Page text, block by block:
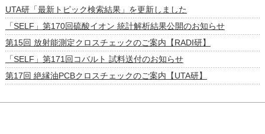
UTA研「最新トピック検索結果」を更新しました
「SELF」第170回硫酸イオン 統計解析結果公開のお知らせ
第15回 放射能測定クロスチェックのご案内【RADI研】
「SELF」第171回コバルト 試料送付のお知らせ
第17回 絶縁油PCBクロスチェックのご案内【UTA研】